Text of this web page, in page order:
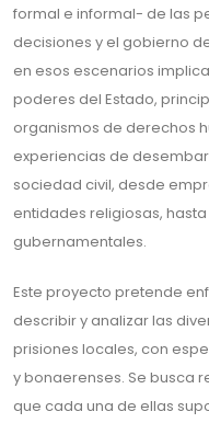
formal e informal- de las
decisiones y el gobierno
en esos escenarios
poderes del Estado,
organismos de derechos
experiencias de
sociedad civil, desde
entidades religiosas,
gubernamentales.
Este proyecto pretende
describir y analizar las
prisiones locales, con
y bonaerenses. Se busca
que cada una de ellas